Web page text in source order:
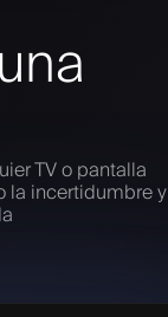
TV o pantalla
la incertidumbre y